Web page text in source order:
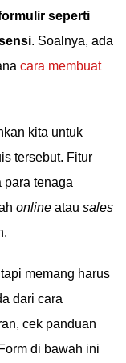
seperti
. Soalnya, ada
cara membuat
kita untuk
tersebut. Fitur
para tenaga
online atau sales
memang harus
dari cara
cek panduan
di bawah ini